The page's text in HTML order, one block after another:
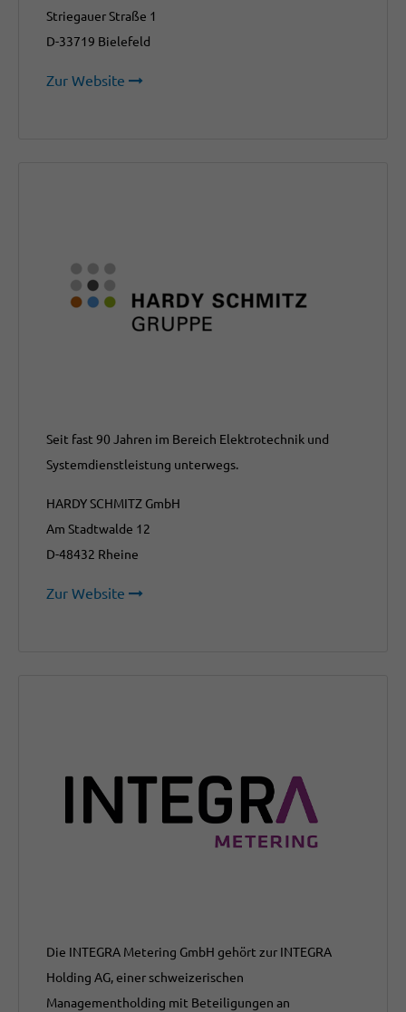
Striegauer Straße 1
D-33719 Bielefeld
Zur Website
Seit fast 90 Jahren im Bereich Elektrotechnik und
Systemdienstleistung unterwegs.
HARDY SCHMITZ GmbH
Am Stadtwalde 12
D-48432 Rheine
Zur Website
Die INTEGRA Metering GmbH gehört zur INTEGRA
Holding AG, einer schweizerischen
Managementholding mit Beteiligungen an